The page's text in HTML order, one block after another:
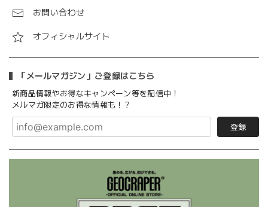
お問い合わせ
オフィシャルサイト
「メールマガジン」ご登録はこちら
新商品情報やお得なキャンペーン等を配信中！
メルマガ限定のお得な情報も！？
登録